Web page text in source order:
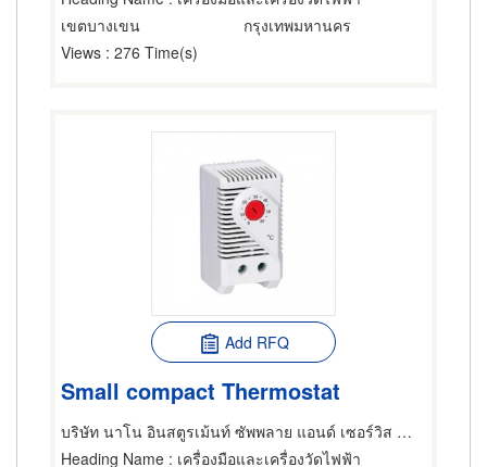
เขตบางเขน
กรุงเทพมหานคร
Views : 276 Time(s)
Add RFQ
Small compact Thermostat
บริษัท นาโน อินสตูรเม้นท์ ซัพพลาย แอนด์ เซอร์วิส จำกัด
Heading Name : เครื่องมือและเครื่องวัดไฟฟ้า